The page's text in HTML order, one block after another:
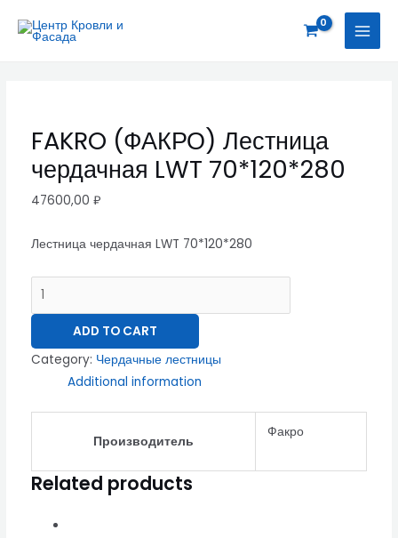
FAKRO (ФАКРО) Лестница
чердачная LWT 70*120*280
47600,00 ₽
Лестница чердачная LWT 70*120*280
(ФАКРО)
quantity
ADD TO CART
Category: Чердачные лестницы
Additional information
Производитель
Факро
Related products